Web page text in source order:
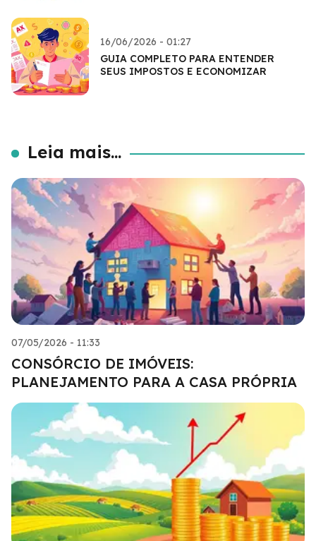
16/06/2026 - 01:27
GUIA COMPLETO PARA ENTENDER
SEUS IMPOSTOS E ECONOMIZAR
Leia mais...
07/05/2026 - 11:33
CONSÓRCIO DE IMÓVEIS:
PLANEJAMENTO PARA A CASA PRÓPRIA